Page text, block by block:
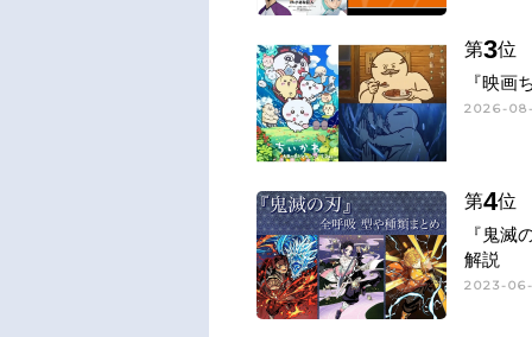
第3位
『映画
2026-
第4位
『鬼滅
解説
2023-